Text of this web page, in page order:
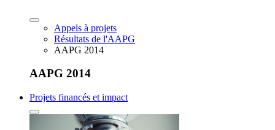
Appels à projets
Résultats de l'AAPG
AAPG 2014
AAPG 2014
Projets financés et impact